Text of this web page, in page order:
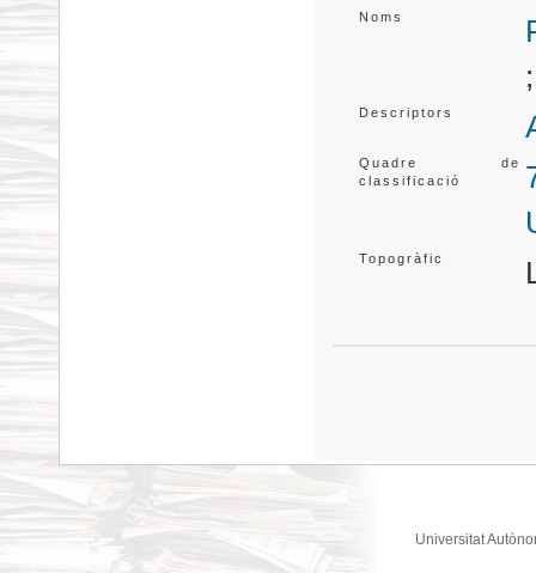
Noms
Descriptors
Quadre de
classificació
Topogràfic
Universitat